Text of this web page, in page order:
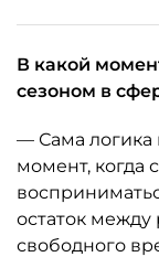
В какой
сезоном в
— Сама логика
момент, когда
остаток между
свободного